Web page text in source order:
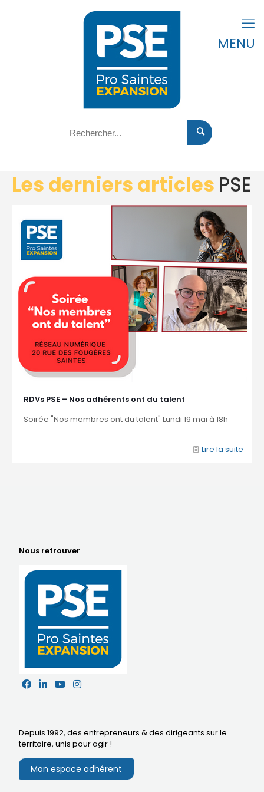
MENU
Les derniers articles PSE
RDVs PSE – Nos adhérents ont du talent
Soirée "Nos membres ont du talent" Lundi 19 mai à 18h
Lire la suite
Nous retrouver
Depuis 1992, des entrepreneurs & des dirigeants sur le
territoire, unis pour agir !
Mon espace adhérent